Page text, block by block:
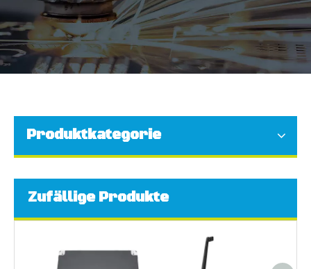
Produktkategorie
Zufällige Produkte